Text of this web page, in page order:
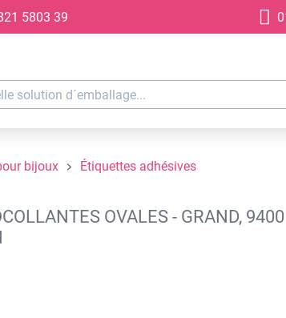
principale
5803 39
bijoux Étiquettes adhésives
OVALES - GRAND,